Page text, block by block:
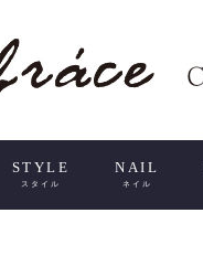
STYLE
スタイル
NAIL
ネイル